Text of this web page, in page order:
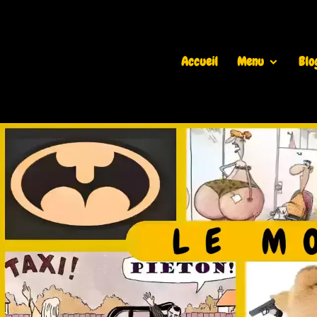
Accueil Menu